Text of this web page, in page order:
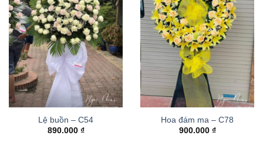
Lệ buồn – C54
890.000 ₫
Hoa đám ma – C78
900.000 ₫